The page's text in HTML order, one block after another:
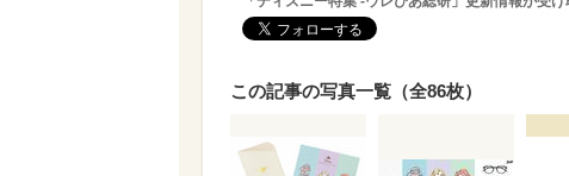
この記事の写真一覧（全86枚）